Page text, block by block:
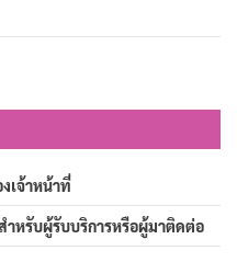
เจ้าหน้าที่
ำหรับผู้รับบริการหรือผู้มาติดต่อ